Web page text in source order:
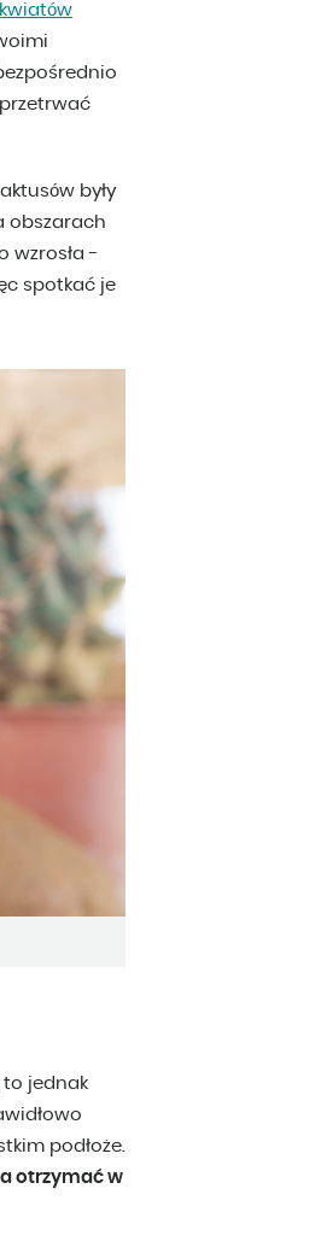
kwiatów
były
obszarach
wzrosła -
spotkać je
to jednak
podłoże.
otrzymać w